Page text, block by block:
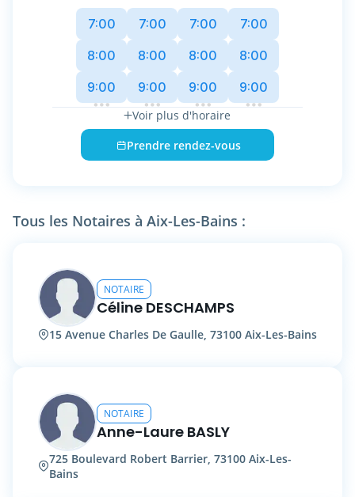
C’est aussi le choix d’une accessibilité et d’un
stationnement facilité, à quelques minutes du
centre-ville, grâce aux infrastructures
environnantes :
Accès par l’avenue des Martyrs,
Accès en tramway - Ligne B - Arrêt « Marie-
Louise Paris - CEA »,
Accès en bus,
Parking public jouxtant l’immeuble de l’étude.
vos projets et besoins juridiques.
7:00
8:00
9:00
7:00
8:00
9:00
7:00
8:00
9:00
7:00
8:00
9:00
Voir plus d'horaire
Prendre rendez-vous
Tous les Notaires à Aix-Les-Bains :
NOTAIRE
Céline DESCHAMPS
15 Avenue Charles De Gaulle, 73100 Aix-Les-Bains
NOTAIRE
Anne-Laure BASLY
725 Boulevard Robert Barrier, 73100 Aix-Les-
Bains